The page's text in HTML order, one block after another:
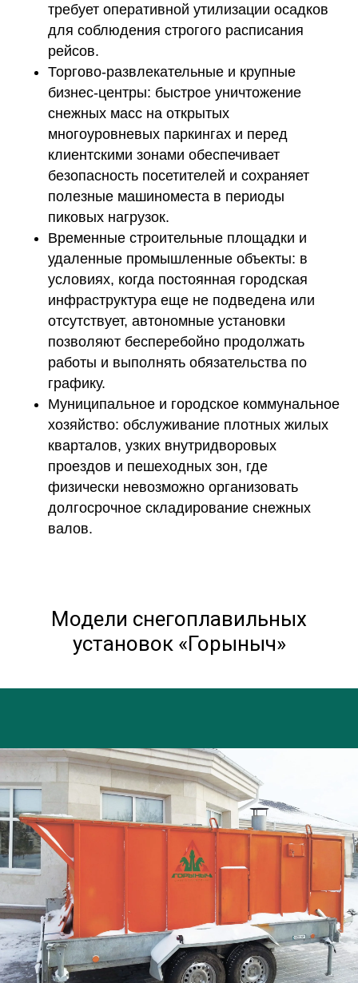
требует оперативной утилизации осадков
для соблюдения строгого расписания
рейсов.
Торгово-развлекательные и крупные
бизнес-центры: быстрое уничтожение
снежных масс на открытых
многоуровневых паркингах и перед
клиентскими зонами обеспечивает
безопасность посетителей и сохраняет
полезные машиноместа в периоды
пиковых нагрузок.
Временные строительные площадки и
удаленные промышленные объекты: в
условиях, когда постоянная городская
инфраструктура еще не подведена или
отсутствует, автономные установки
позволяют бесперебойно продолжать
работы и выполнять обязательства по
графику.
Муниципальное и городское коммунальное
хозяйство: обслуживание плотных жилых
кварталов, узких внутридворовых
проездов и пешеходных зон, где
физически невозможно организовать
долгосрочное складирование снежных
валов.
Модели снегоплавильных
установок «Горыныч»